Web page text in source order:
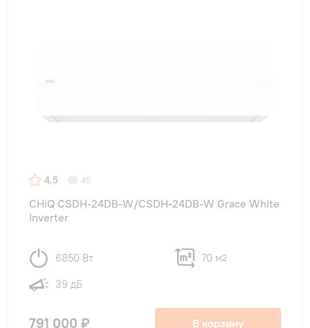
4,5 45
CHiQ CSDH-24DB-W/CSDH-24DB-W Grace White
Inverter
6850 Вт 70 м2
39 дБ
791 000 ₽ В корзину